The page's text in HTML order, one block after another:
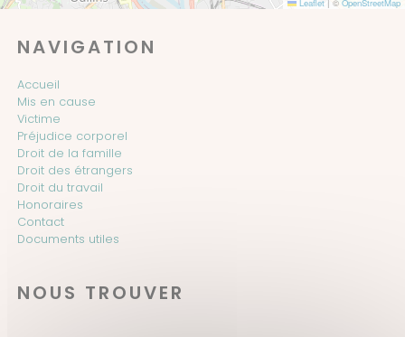
Leaflet © OpenStreetMap
NAVIGATION
Accueil
Mis en cause
Victime
Préjudice corporel
Droit de la famille
Droit des étrangers
Droit du travail
Honoraires
Contact
Documents utiles
NOUS TROUVER